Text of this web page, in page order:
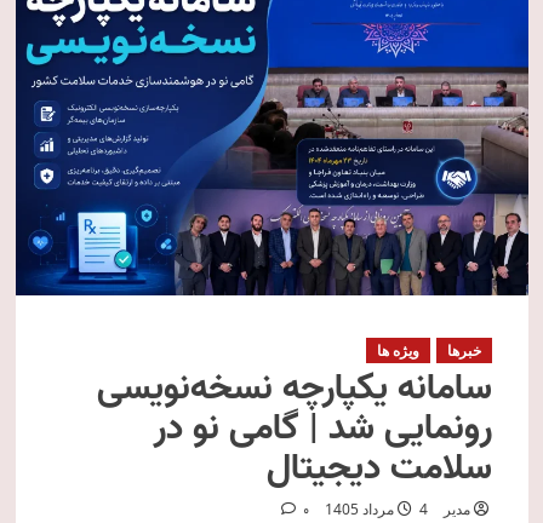
خبرها ویژه ها
سامانه یکپارچه نسخه‌نویسی
رونمایی شد | گامی نو در
سلامت دیجیتال
مدیر 4 مرداد 1405 0